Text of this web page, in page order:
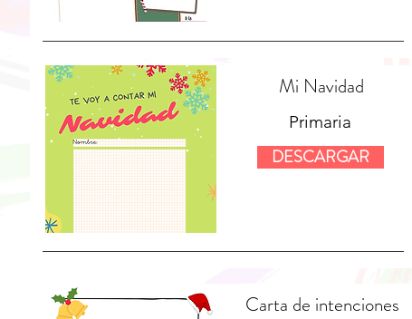
Mi Navidad
Primaria
DESCARGAR
Carta de intenciones